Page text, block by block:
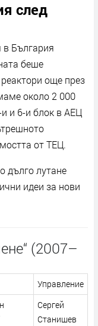
след
в България
беше
още през
около 2 000
и 6-и блок в АЕЦ
от ТЕЦ.
дълго лутане
идеи за нови
(2007–
Управление
Сергей
Станишев